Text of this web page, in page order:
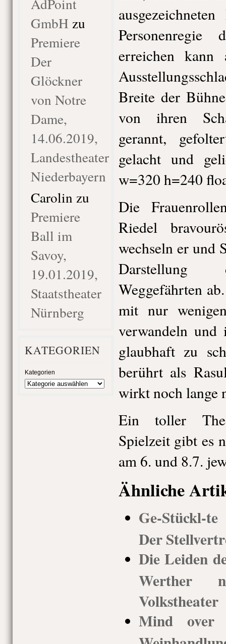
AdPoint
GmbH zu
Premiere
Der
Glöckner
von Notre
Dame,
14.06.2019,
Landestheater
Niederbayern
Carolin zu
Premiere
Ball im
Savoy,
19.01.2019,
Staatstheater
Nürnberg
KATEGORIEN
Kategorien
Personenregie
erreichen
Breite der
von ihren
gerannt,
gelacht und
w=320 h=240
Die
Riedel
wechseln er und
Darstellung
Weggefährten
mit nur
verwandeln
glaubhaft zu
berührt als
wirkt noch lange
Ein toller
Spielzeit gibt es
am 6. und 8.7.
Ähnliche
Ge-Stückl-
Der
Die Leiden
Werther
Volkstheater
Mind over